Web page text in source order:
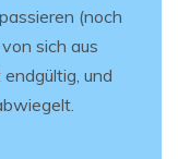
(noch
sich aus
und